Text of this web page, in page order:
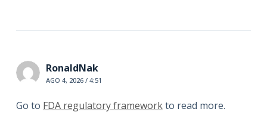
RonaldNak
AGO 4, 2026 / 4:51
Go to FDA regulatory frameworkto read more.